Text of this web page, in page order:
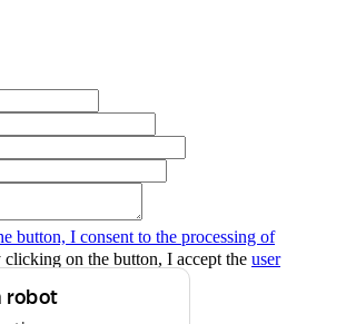
button, I consent to the processing of
clicking on the button, I accept the user